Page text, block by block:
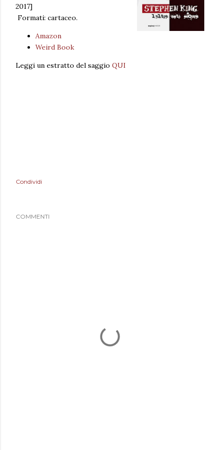
2017]
Formati: cartaceo.
Amazon
Weird Book
Leggi un estratto del saggio QUI
Condividi
COMMENTI